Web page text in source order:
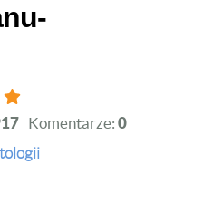
Komentarze: 0